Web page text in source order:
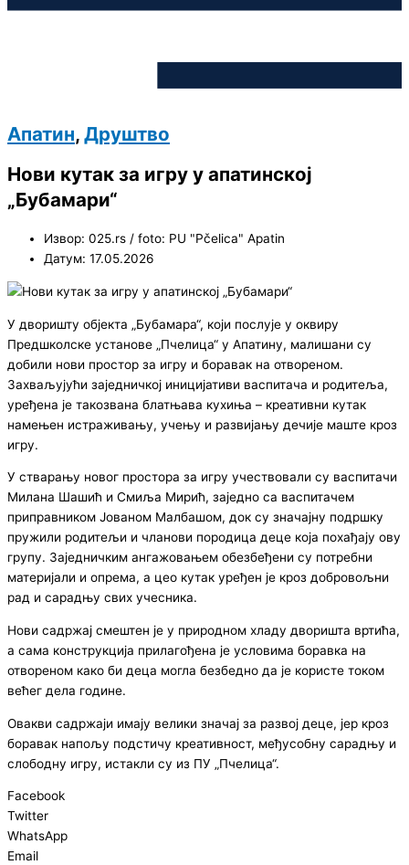
Апатин, Друштво
Нови кутак за игру у апатинској
„Бубамари“
Извор: 025.rs / foto: PU "Pčelica" Apatin
Датум: 17.05.2026
У дворишту објекта „Бубамара“, који послује у оквиру
Предшколске установе „Пчелица“ у Апатину, малишани су
добили нови простор за игру и боравак на отвореном.
Захваљујући заједничкој иницијативи васпитача и родитеља,
уређена је такозвана блатњава кухиња – креативни кутак
намењен истраживању, учењу и развијању дечије маште кроз
игру.
У стварању новог простора за игру учествовали су васпитачи
Милана Шашић и Смиља Мирић, заједно са васпитачем
приправником Јованом Малбашом, док су значајну подршку
пружили родитељи и чланови породица деце која похађају ову
групу. Заједничким ангажовањем обезбеђени су потребни
материјали и опрема, а цео кутак уређен је кроз добровољни
рад и сарадњу свих учесника.
Нови садржај смештен је у природном хладу дворишта вртића,
а сама конструкција прилагођена је условима боравка на
отвореном како би деца могла безбедно да је користе током
већег дела године.
Овакви садржаји имају велики значај за развој деце, јер кроз
боравак напољу подстичу креативност, међусобну сарадњу и
слободну игру, истакли су из ПУ „Пчелица“.
Facebook
Twitter
WhatsApp
Email